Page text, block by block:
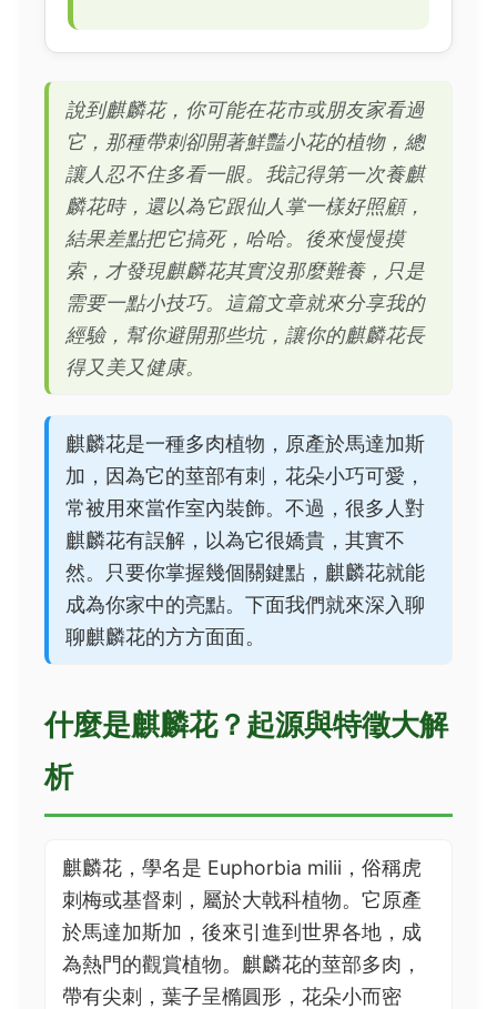
說到麒麟花，你可能在花市或朋友家看過
它，那種帶刺卻開著鮮豔小花的植物，總
讓人忍不住多看一眼。我記得第一次養麒
麟花時，還以為它跟仙人掌一樣好照顧，
結果差點把它搞死，哈哈。後來慢慢摸
索，才發現麒麟花其實沒那麼難養，只是
需要一點小技巧。這篇文章就來分享我的
經驗，幫你避開那些坑，讓你的麒麟花長
得又美又健康。
麒麟花是一種多肉植物，原產於馬達加斯
加，因為它的莖部有刺，花朵小巧可愛，
常被用來當作室內裝飾。不過，很多人對
麒麟花有誤解，以為它很嬌貴，其實不
然。只要你掌握幾個關鍵點，麒麟花就能
成為你家中的亮點。下面我們就來深入聊
聊麒麟花的方方面面。
什麼是麒麟花？起源與特徵大解
析
麒麟花，學名是 Euphorbia milii，俗稱虎
刺梅或基督刺，屬於大戟科植物。它原產
於馬達加斯加，後來引進到世界各地，成
為熱門的觀賞植物。麒麟花的莖部多肉，
帶有尖刺，葉子呈橢圓形，花朵小而密